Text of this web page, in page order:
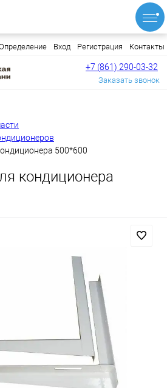
Вход Регистрация Контакты
+7 (861) 290-03-32
Заказать звонок
500*600
кондиционера